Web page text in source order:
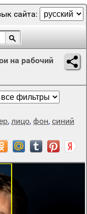
сайта:
на рабочий
, лицо, фон, синий